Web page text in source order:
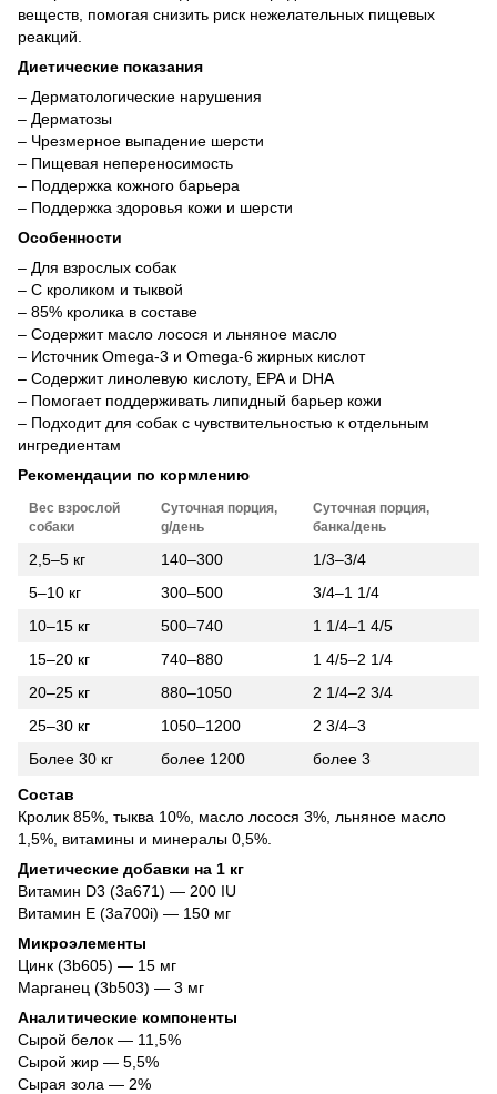
веществ, помогая снизить риск нежелательных пищевых
реакций.
Диетические показания
– Дерматологические нарушения
– Дерматозы
– Чрезмерное выпадение шерсти
– Пищевая непереносимость
– Поддержка кожного барьера
– Поддержка здоровья кожи и шерсти
Особенности
– Для взрослых собак
– С кроликом и тыквой
– 85% кролика в составе
– Содержит масло лосося и льняное масло
– Источник Omega-3 и Omega-6 жирных кислот
– Содержит линолевую кислоту, EPA и DHA
– Помогает поддерживать липидный барьер кожи
– Подходит для собак с чувствительностью к отдельным
ингредиентам
Рекомендации по кормлению
Вес взрослой
собаки
Суточная порция,
g/день
Суточная порция,
банка/день
2,5–5 кг 140–300
1/3–3/4
5–10 кг
300–500
3/4–1 1/4
10–15 кг
500–740
1 1/4–1 4/5
15–20 кг
740–880
1 4/5–2 1/4
20–25 кг
880–1050
2 1/4–2 3/4
25–30 кг
1050–1200
2 3/4–3
Более 30 кг
более 1200
более 3
Состав
Кролик 85%, тыква 10%, масло лосося 3%, льняное масло
1,5%, витамины и минералы 0,5%.
Диетические добавки на 1 кг
Витамин D3 (3a671) — 200 IU
Витамин E (3a700i) — 150 мг
Микроэлементы
Цинк (3b605) — 15 мг
Марганец (3b503) — 3 мг
Аналитические компоненты
Сырой белок — 11,5%
Сырой жир — 5,5%
Сырая зола — 2%